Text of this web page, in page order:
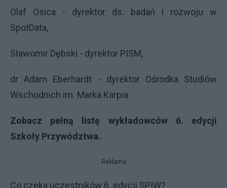
Olaf Osica - dyrektor ds. badań i rozwoju w
SpotData,
Sławomir Dębski - dyrektor PISM,
dr Adam Eberhardt - dyrektor Ośrodka Studiów
Wschodnich im. Marka Karpia
Zobacz pełną listę wykładowców 6. edycji
Szkoły Przywództwa.
Reklama
Co czeka uczestników 6. edycji SPIW?